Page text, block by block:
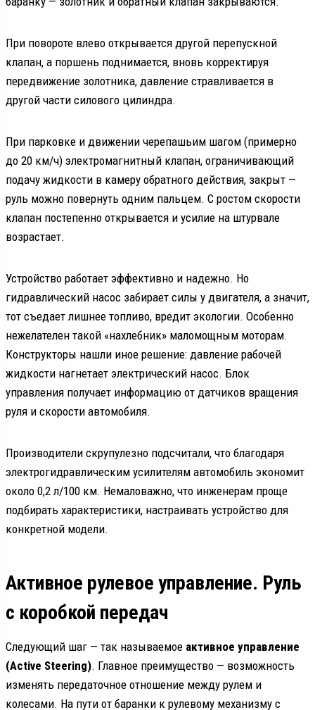
При повороте влево открывается другой перепускной
клапан, а поршень поднимается, вновь корректируя
передвижение золотника, давление стравливается в
другой части силового цилиндра.
При парковке и движении черепашьим шагом (примерно
до 20 км/ч) электромагнитный клапан, ограничивающий
подачу жидкости в камеру обратного действия, закрыт —
руль можно повернуть одним пальцем. С ростом скорости
клапан постепенно открывается и усилие на штурвале
возрастает.
Устройство работает эффективно и надежно. Но
гидравлический насос забирает силы у двигателя, а значит,
тот съедает лишнее топливо, вредит экологии. Особенно
нежелателен такой «нахлебник» маломощным моторам.
Конструкторы нашли иное решение: давление рабочей
жидкости нагнетает электрический насос. Блок
управления получает информацию от датчиков вращения
руля и скорости автомобиля.
Производители скрупулезно подсчитали, что благодаря
электрогидравлическим усилителям автомобиль экономит
около 0,2 л/100 км. Немаловажно, что инженерам проще
подбирать характеристики, настраивать устройство для
конкретной модели.
Активное рулевое управление. Руль
с коробкой передач
Следующий шаг — так называемое активное управление
(Active Steering). Главное преимущество — возможность
изменять передаточное отношение между рулем и
колесами. На пути от баранки к рулевому механизму с